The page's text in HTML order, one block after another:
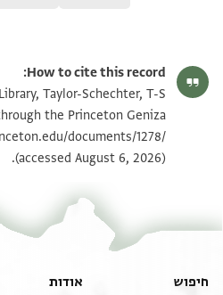
Jewish Polygyny‎(in Hebrew) (Bialik,
1986).
כלף אלדגאגי לוים אולאדה ג
מעאני ועמראן ובהא אמהם
בנת ואבן ואלב בן כאלה
לה מנהא אבן אסמה //אבו//
T-S Ar.6.28 1v
תנאי היתר שימוש בתצלום
How to cite this record:
Taylor-Schechter, T-S
the Princeton Geniza
documents/1278/
(accessed August 6, 2026).
חיפוש אודות